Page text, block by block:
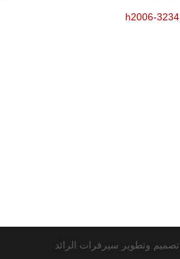
h2006-3234
تصميم وتطوير سيرفرات الرائد